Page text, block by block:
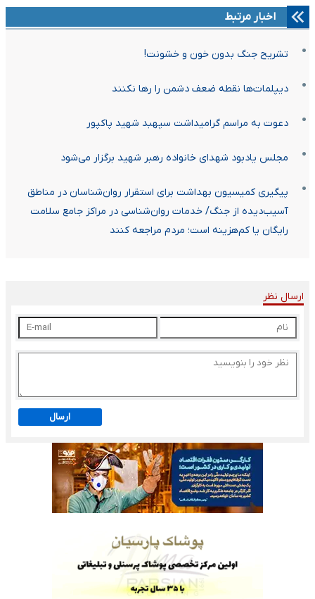
اخبار مرتبط
تشریح جنگ بدون خون و خشونت!
دیپلمات‌ها نقطه ضعف دشمن را رها نکنند
دعوت به مراسم گرامیداشت سپهبد شهید پاکپور
مجلس یادبود شهدای خانواده رهبر شهید برگزار می‌شود
پیگیری کمیسیون بهداشت برای استقرار روان‌شناسان در مناطق
آسیب‌دیده از جنگ/ خدمات روان‌شناسی در مراکز جامع سلامت
رایگان یا کم‌هزینه است؛ مردم مراجعه کنند
ارسال نظر
ارسال